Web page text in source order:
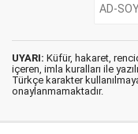
UYARI: Küfür, hakaret,
içeren, imla kuralları ile
Türkçe karakter
onaylanmamaktadır.